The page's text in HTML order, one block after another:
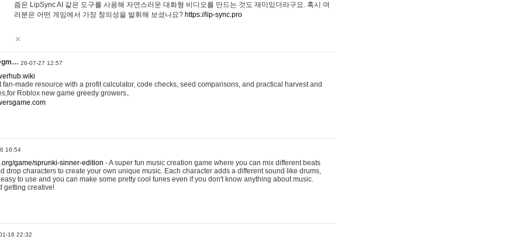
즘은 LipSync AI 같은 도구를 사용해 자연스러운 대화형 비디오를 만드는 것도 재미있더라구요. 혹시 여
러분은 어떤 게임에서 가장 창의성을 발휘해 보셨나요? https://lip-sync.pro
26-07-27 12:57
made resource with a profit calculator, code checks, seed comparisons, and practical harvest and
Roblox new game greedy growers。
16:54
game/sprunki-sinner-edition - A super fun music creation game where you can mix different beats
drop characters to create your own unique music. Each character adds a different sound like drums,
to use and you can make some pretty cool tunes even if you don't know anything about music.
getting creative!
16 22:32